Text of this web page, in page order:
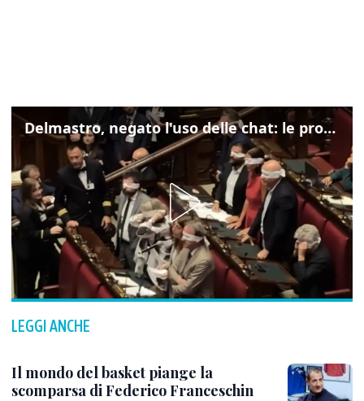
Delmastro, negato l'uso delle chat: le proteste di Avs e M5s
LEGGI ANCHE
Il mondo del basket piange la
scomparsa di Federico Franceschin